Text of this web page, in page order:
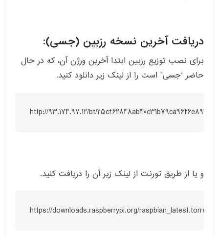
دریافت آخرین نسخه رزبین (جسی):
برای نصب توزیع رزبین ابتدا آخرین ورژن آن، که در حال
حاضر “جسی” است را از لینک زیر دانلود کنید.
http://93.174.97.12/bt/
و یا از طریق تورنت از لینک زیر آن را دریافت کنید.
https://downloads.raspberrypi.org/raspbian_latest.torrent